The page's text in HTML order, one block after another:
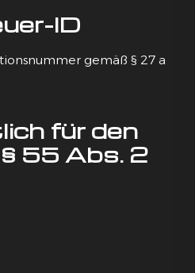
ID
gemäß § 27 a
für den
55 Abs. 2